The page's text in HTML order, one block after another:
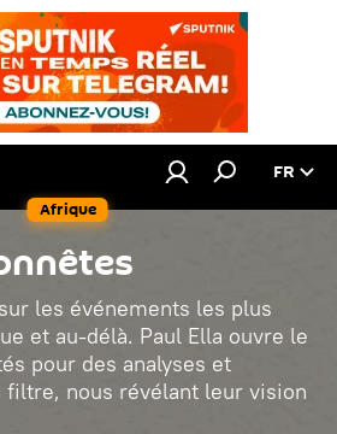
Afrique
FR
les événements les plus
et au-délà. Paul Ella ouvre le
pour des analyses et
filtre, nous révélant leur vision